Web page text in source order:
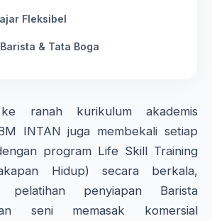
Fleksibel
& Tata Boga
ranah kurikulum akademis
INTAN juga membekali setiap
program Life Skill Training
Hidup) secara berkala,
penyiapan Barista
seni memasak komersial